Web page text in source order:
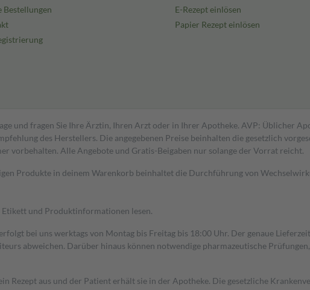
Bestellungen
E-Rezept einlösen
Papier Rezept einlösen
und fragen Sie Ihre Ärztin, Ihren Arzt oder in Ihrer Apotheke. AVP: Üblicher
des Herstellers. Die angegebenen Preise beinhalten die gesetzlich
vorbehalten. Alle Angebote und Gratis-Beigaben nur solange der Vorrat reicht.
Produkte in deinem Warenkorb beinhaltet die Durchführung von
und Produktinformationen lesen.
bei uns werktags von Montag bis Freitag bis 18:00 Uhr. Der genaue
abweichen. Darüber hinaus können notwendige pharmazeutische
Rezept aus und der Patient erhält sie in der Apotheke. Die gesetzliche